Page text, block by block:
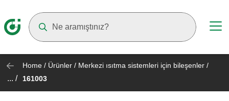
Home / Ürünler / Merkezi ısıtma sistemleri için bileşenler /
... / 161003